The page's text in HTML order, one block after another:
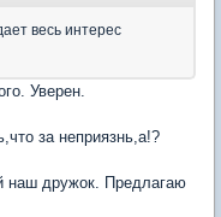
весь интерес
Уверен.
за неприязнь,а!?
наш дружок. Предлагаю